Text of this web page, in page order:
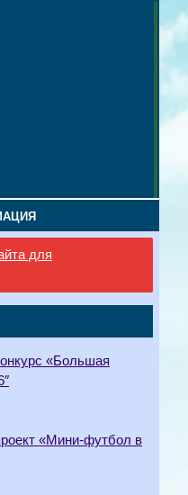
для
«Большая
«Мини-футбол в